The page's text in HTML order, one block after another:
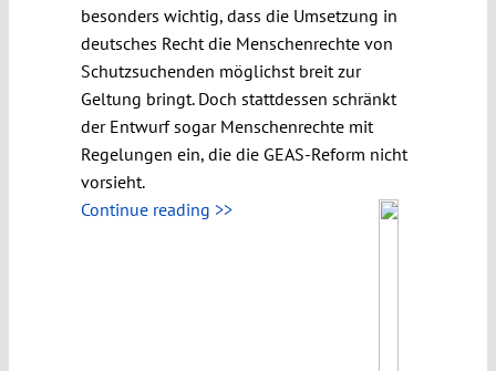
besonders wichtig, dass die Umsetzung in
deutsches Recht die Menschenrechte von
Schutzsuchenden möglichst breit zur
Geltung bringt. Doch stattdessen schränkt
der Entwurf sogar Menschenrechte mit
Regelungen ein, die die GEAS-Reform nicht
vorsieht.
Continue reading >>